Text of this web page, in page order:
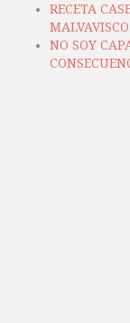
RECETA
NO SOY